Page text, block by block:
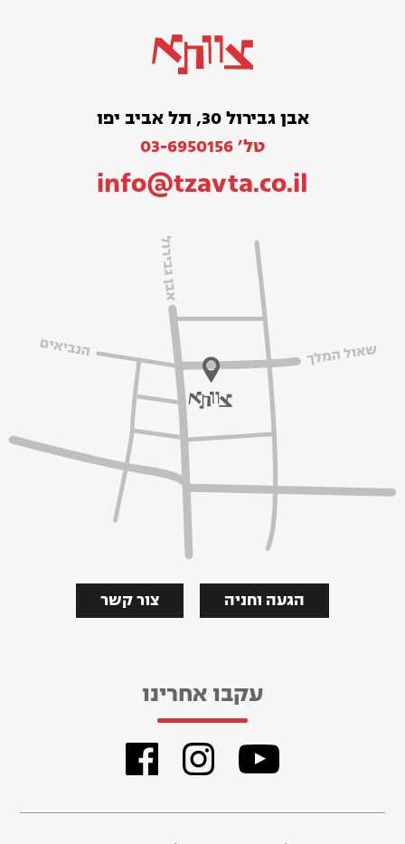
אבן גבירול 30, תל אביב יפו
טל׳ 03-6950156
info@tzavta.co.il
צור קשר הגעה וחניה
עקבו אחרינו